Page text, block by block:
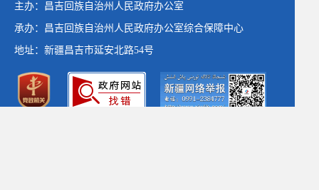
主办：昌吉回族自治州人民政府办公室
承办：昌吉回族自治州人民政府办公室综合保障中心
地址：新疆昌吉市延安北路54号